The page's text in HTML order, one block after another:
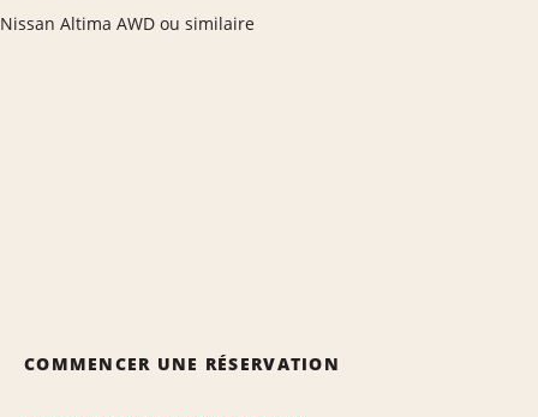
Nissan Altima AWD ou similaire
COMMENCER UNE RÉSERVATION